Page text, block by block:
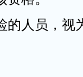
的人员，视